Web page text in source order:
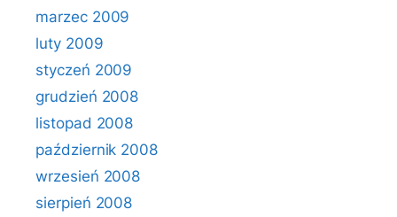
marzec 2009
luty 2009
styczeń 2009
grudzień 2008
listopad 2008
październik 2008
wrzesień 2008
sierpień 2008